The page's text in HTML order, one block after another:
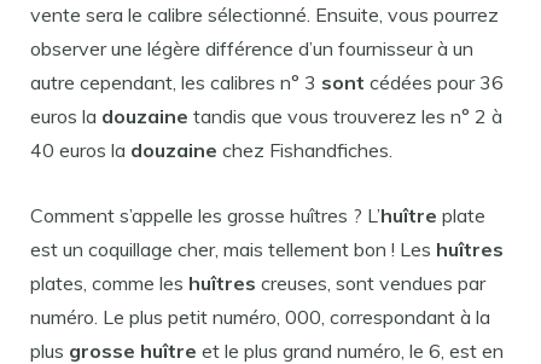
vente sera le calibre sélectionné. Ensuite, vous pourrez
observer une légère différence d’un fournisseur à un
autre cependant, les calibres n° 3 sont cédées pour 36
euros la douzaine tandis que vous trouverez les n° 2 à
40 euros la douzaine chez Fishandfiches.
Comment s’appelle les grosse huîtres ? L’huître plate
est un coquillage cher, mais tellement bon ! Les huîtres
plates, comme les huîtres creuses, sont vendues par
numéro. Le plus petit numéro, 000, correspondant à la
plus grosse huître et le plus grand numéro, le 6, est en